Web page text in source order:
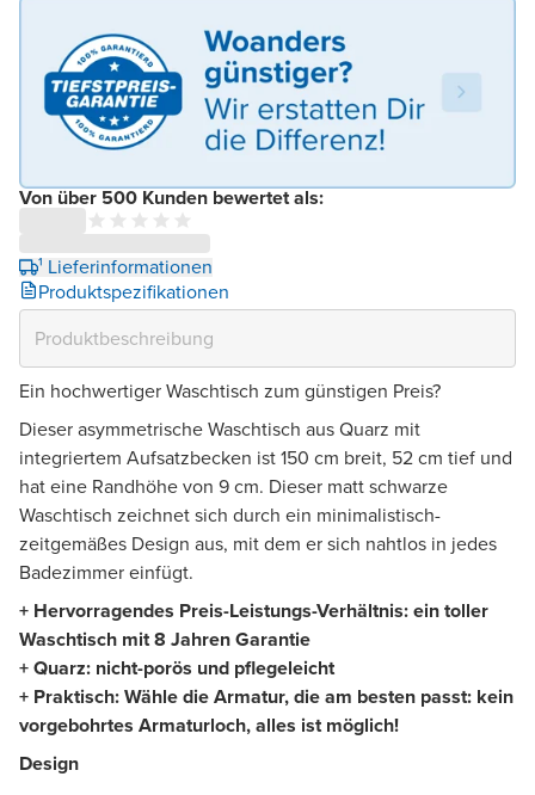
Von über 500 Kunden bewertet als:
¹ Lieferinformationen
Produktspezifikationen
Ein hochwertiger Waschtisch zum günstigen Preis?
Dieser asymmetrische Waschtisch aus Quarz mit
integriertem Aufsatzbecken ist 150 cm breit, 52 cm tief und
hat eine Randhöhe von 9 cm. Dieser matt schwarze
Waschtisch zeichnet sich durch ein minimalistisch-
zeitgemäßes Design aus, mit dem er sich nahtlos in jedes
Badezimmer einfügt.
+ Hervorragendes Preis-Leistungs-Verhältnis: ein toller
Waschtisch mit 8 Jahren Garantie
+ Quarz: nicht-porös und pflegeleicht
+ Praktisch: Wähle die Armatur, die am besten passt: kein
vorgebohrtes Armaturloch, alles ist möglich!
Design